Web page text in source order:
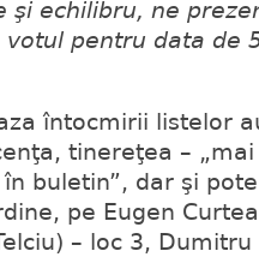
şi echilibru, ne
pentru data de
întocmirii listelor
tinereţea –
buletin”, dar şi
pe Eugen
– loc 3,